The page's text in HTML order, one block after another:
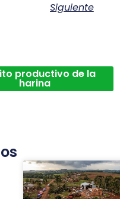
Siguiente
productivo de la
harina